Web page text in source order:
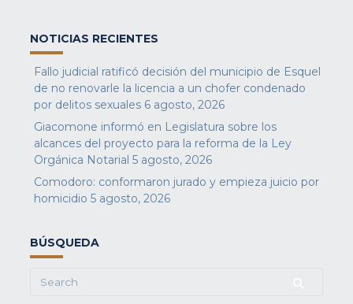
NOTICIAS RECIENTES
Fallo judicial ratificó decisión del municipio de Esquel
de no renovarle la licencia a un chofer condenado
por delitos sexuales 6 agosto, 2026
Giacomone informó en Legislatura sobre los
alcances del proyecto para la reforma de la Ley
Orgánica Notarial 5 agosto, 2026
Comodoro: conformaron jurado y empieza juicio por
homicidio 5 agosto, 2026
BÚSQUEDA
Search